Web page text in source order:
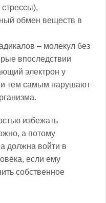
обмен веществ в
– молекул без
впоследствии
электрон у
тем самым нарушают
избежать
а потому
должна войти в
если ему
собственное